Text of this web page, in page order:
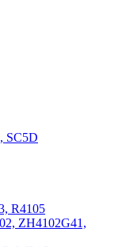
SC5D
R4105
ZH4102G41,